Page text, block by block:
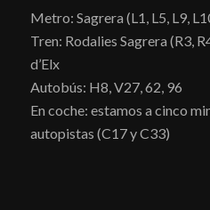
Metro: Sagrera (L1, L5, L9,
Tren: Rodalies Sagrera (R3,
d’Elx
Autobús: H8, V27, 62, 96
En coche: estamos a cinco
autopistas (C17 y C33)